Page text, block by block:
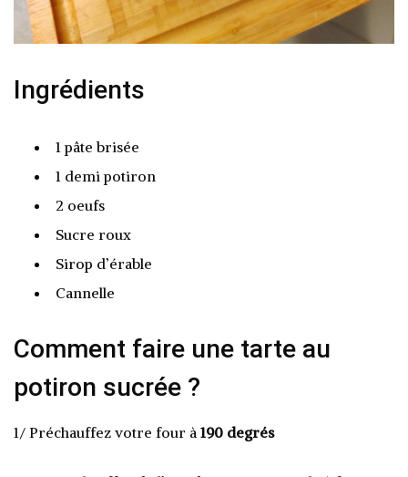
Ingrédients
1 pâte brisée
1 demi potiron
2 oeufs
Sucre roux
Sirop d’érable
Cannelle
Comment faire une tarte au
potiron sucrée ?
1/ Préchauffez votre four à 190 degrés